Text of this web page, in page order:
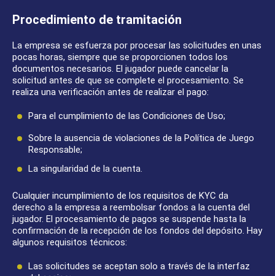
Procedimiento de tramitación
La empresa se esfuerza por procesar las solicitudes en unas
pocas horas, siempre que se proporcionen todos los
documentos necesarios. El jugador puede cancelar la
solicitud antes de que se complete el procesamiento. Se
realiza una verificación antes de realizar el pago:
Para el cumplimiento de las Condiciones de Uso;
Sobre la ausencia de violaciones de la Política de Juego
Responsable;
La singularidad de la cuenta.
Cualquier incumplimiento de los requisitos de KYC da
derecho a la empresa a reembolsar fondos a la cuenta del
jugador. El procesamiento de pagos se suspende hasta la
confirmación de la recepción de los fondos del depósito. Hay
algunos requisitos técnicos:
Las solicitudes se aceptan solo a través de la interfaz